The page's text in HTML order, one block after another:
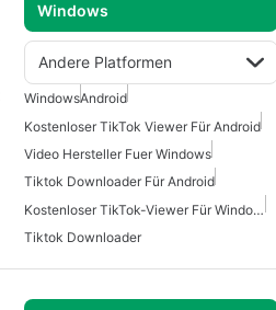
Windows
Andere Platformen
WindowsAndroid
Kostenloser TikTok Viewer Für Android
Video Hersteller Fuer Windows
Tiktok Downloader Für Android
Kostenloser TikTok-Viewer Für Windows
Tiktok Downloader